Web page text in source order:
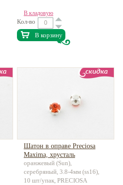
В кладовую
Кол-во
В корзину
Шатон в оправе Preciosa
Maxima, хрусталь
оранжевый (Sun),
серебряный, 3.8-4мм (ss16),
10 шт/упак, PRECIOSA